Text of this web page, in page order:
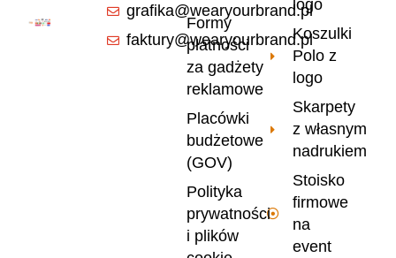
logo
Koszulki
Polo z
logo
Skarpety
z własnym
nadrukiem
Stoisko
firmowe
na
event
Formy
płatności
za gadżety
reklamowe
Placówki
budżetowe
(GOV)
Polityka
prywatności
i plików
grafika@wearyourbrand.pl
faktury@wearyourbrand.pl